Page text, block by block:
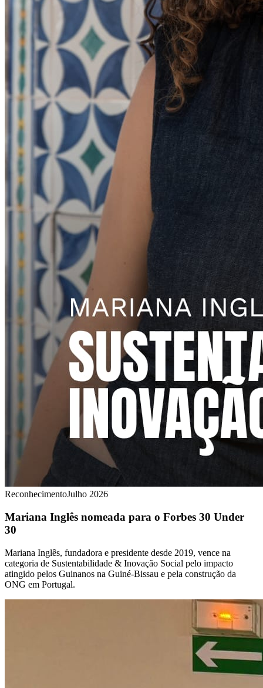
ReconhecimentoJulho 2026
Mariana Inglês nomeada para o Forbes 30 Under
30
Mariana Inglês, fundadora e presidente desde 2019, vence na
categoria de Sustentabilidade & Inovação Social pelo impacto
atingido pelos Guinanos na Guiné-Bissau e pela construção da
ONG em Portugal.